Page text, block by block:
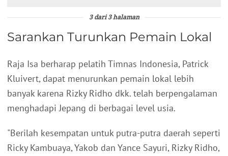
3 dari 3 halaman
Sarankan Turunkan Pemain Lokal
Raja Isa berharap pelatih Timnas Indonesia, Patrick
Kluivert, dapat menurunkan pemain lokal lebih
banyak karena Rizky Ridho dkk. telah berpengalaman
menghadapi Jepang di berbagai level usia.
"Berilah kesempatan untuk putra-putra daerah seperti
Ricky Kambuaya, Yakob dan Yance Sayuri, Rizky Ridho,